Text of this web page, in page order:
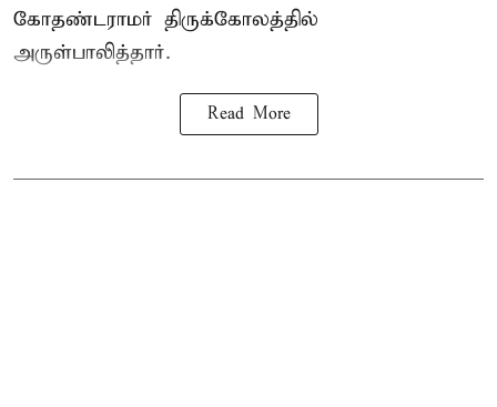
கோதண்டராமர் திருக்கோலத்தில்
அருள்பாலித்தார்.
Read More